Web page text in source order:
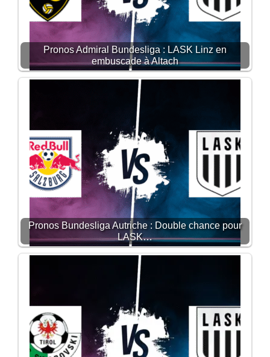
Pronos Admiral Bundesliga : LASK Linz en
embuscade à Altach
Pronos Bundesliga Autriche : Double chance pour
LASK…